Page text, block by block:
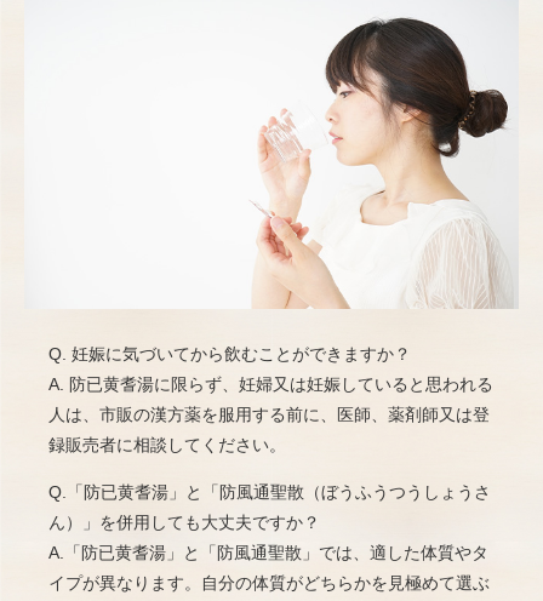
Q. 妊娠に気づいてから飲むことができますか？
A. 防已黄耆湯に限らず、妊婦又は妊娠していると思われる
人は、市販の漢方薬を服用する前に、医師、薬剤師又は登
録販売者に相談してください。
Q.「防已黄耆湯」と「防風通聖散（ぼうふうつうしょうさ
ん）」を併用しても大丈夫ですか？
A.「防已黄耆湯」と「防風通聖散」では、適した体質やタ
イプが異なります。自分の体質がどちらかを見極めて選ぶ